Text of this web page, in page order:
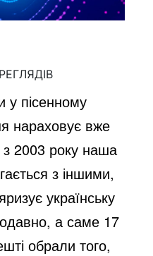
у пісенному
нараховує вже
2003 року наша
з іншими,
українську
а саме 17
обрали того,